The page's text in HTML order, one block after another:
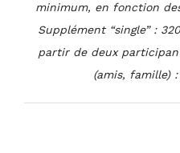
minimum, en fonction
Supplément “single” :
partir de deux
(amis, famille)